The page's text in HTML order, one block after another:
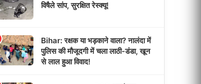
विषैले सांप, सुरक्षित रेस्क्यू!
Bihar: रक्षक या भड़काने वाला? नालंदा में
पुलिस की मौजूदगी में चला लाठी-डंडा, खून
से लाल हुआ विवाद!